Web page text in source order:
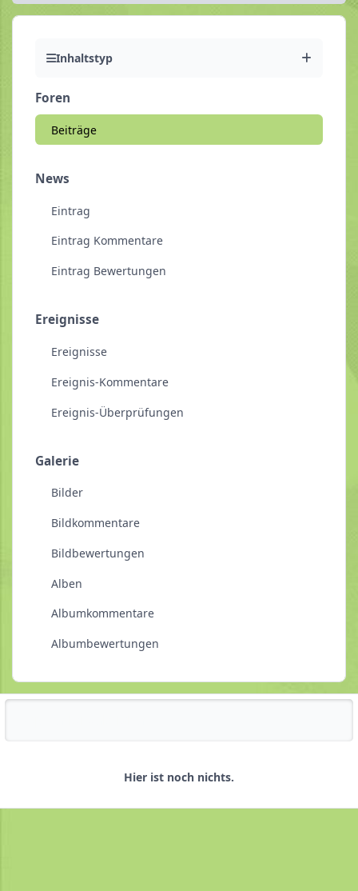
Inhaltstyp
Foren
Beiträge
News
Eintrag
Eintrag Kommentare
Eintrag Bewertungen
Ereignisse
Ereignisse
Ereignis-Kommentare
Ereignis-Überprüfungen
Galerie
Bilder
Bildkommentare
Bildbewertungen
Alben
Albumkommentare
Albumbewertungen
Hier ist noch nichts.